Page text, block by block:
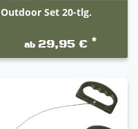
Outdoor Set 20-tlg.
ab 29,95 € *